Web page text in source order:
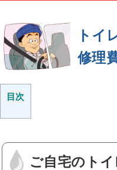
トイ
修理
目次
ご自宅のト